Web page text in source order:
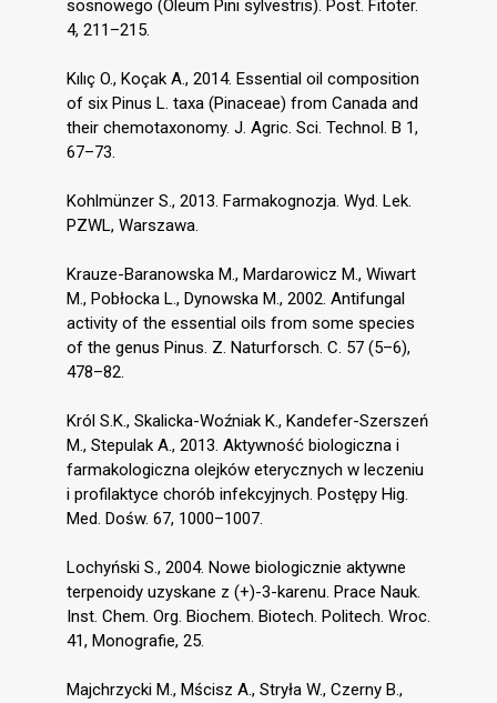
sosnowego (Oleum Pini sylvestris). Post. Fitoter.
4, 211–215.
Kılıç O., Koçak A., 2014. Essential oil composition
of six Pinus L. taxa (Pinaceae) from Canada and
their chemotaxonomy. J. Agric. Sci. Technol. B 1,
67–73.
Kohlmünzer S., 2013. Farmakognozja. Wyd. Lek.
PZWL, Warszawa.
Krauze-Baranowska M., Mardarowicz M., Wiwart
M., Pobłocka L., Dynowska M., 2002. Antifungal
activity of the essential oils from some species
of the genus Pinus. Z. Naturforsch. C. 57 (5–6),
478–82.
Król S.K., Skalicka-Woźniak K., Kandefer-Szerszeń
M., Stepulak A., 2013. Aktywność biologiczna i
farmakologiczna olejków eterycznych w leczeniu
i profilaktyce chorób infekcyjnych. Postępy Hig.
Med. Dośw. 67, 1000–1007.
Lochyński S., 2004. Nowe biologicznie aktywne
terpenoidy uzyskane z (+)-3-karenu. Prace Nauk.
Inst. Chem. Org. Biochem. Biotech. Politech. Wroc.
41, Monografie, 25.
Majchrzycki M., Mścisz A., Stryła W., Czerny B.,